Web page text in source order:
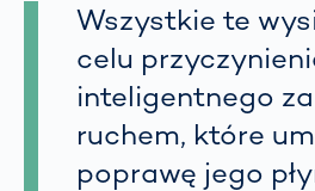
Wszystkie te
celu
inteligentnego
ruchem, które
poprawę jego